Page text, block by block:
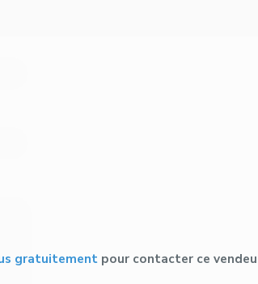
gratuitementpour contacter ce